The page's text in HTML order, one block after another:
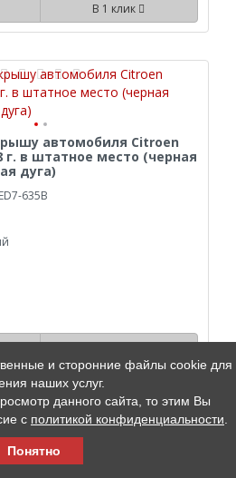
В 1 клик
автомобиля Citroen
г. в штатное место (черная
дуга)
635B
В 1 клик
и сторонние файлы cookie для
наших услуг.
данного сайта, то этим Вы
с политикой конфиденциальности
Понятно